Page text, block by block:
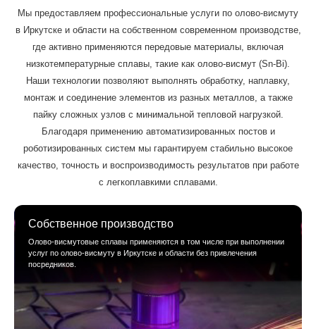
Мы предоставляем профессиональные услуги по олово-висмуту
в Иркутске и области на собственном современном производстве,
где активно применяются передовые материалы, включая
низкотемпературные сплавы, такие как олово-висмут (Sn-Bi).
Наши технологии позволяют выполнять обработку, наплавку,
монтаж и соединение элементов из разных металлов, а также
пайку сложных узлов с минимальной тепловой нагрузкой.
Благодаря применению автоматизированных постов и
роботизированных систем мы гарантируем стабильно высокое
качество, точность и воспроизводимость результатов при работе
с легкоплавкими сплавами.
Собственное производство
Олово-висмутовые сплавы применяются в том числе при выполнении
услуг по олово-висмуту в Иркутске и области без привлечения
посредников.